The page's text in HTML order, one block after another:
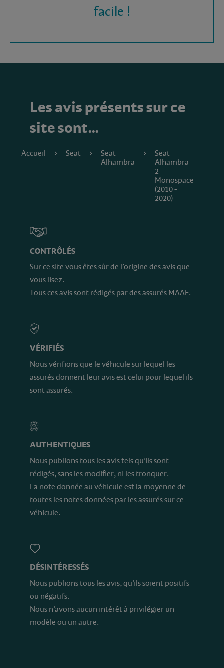
facile !
Les avis présents sur ce
site sont…
Accueil Seat
Seat
Alhambra
Seat
Alhambra
2
Monospace
(2010 -
2020)
CONTRÔLÉS
Sur ce site vous êtes sûr de l’origine des avis que
vous lisez.
Tous ces avis sont rédigés par des assurés MAAF.
VÉRIFIÉS
Nous vérifions que le véhicule sur lequel les
assurés donnent leur avis est celui pour lequel ils
sont assurés.
AUTHENTIQUES
Nous publions tous les avis tels qu’ils sont
rédigés, sans les modifier, ni les tronquer.
La note donnée au véhicule est la moyenne de
toutes les notes données par les assurés sur ce
véhicule.
DÉSINTÉRESSÉS
Nous publions tous les avis, qu’ils soient positifs
ou négatifs.
Nous n’avons aucun intérêt à privilégier un
modèle ou un autre.